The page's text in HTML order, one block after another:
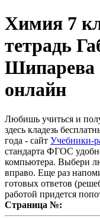
Химия 7
тетрадь
Шипарева
онлайн
Любишь учиться и
здесь кладезь
года - сайт Учебники-
стандарта ФГОС
компьютера. Выбери
вправо. Еще раз
готовых ответов
работой придется
Страница №: